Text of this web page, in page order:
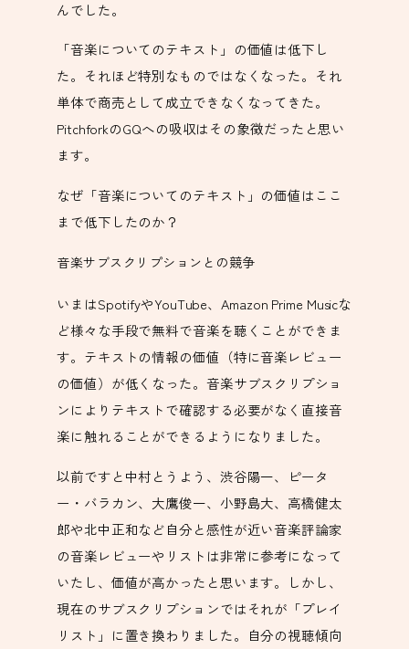
んでした。
「音楽についてのテキスト」の価値は低下し
た。それほど特別なものではなくなった。それ
単体で商売として成立できなくなってきた。
PitchforkのGQへの吸収はその象徴だったと思い
ます。
なぜ「音楽についてのテキスト」の価値はここ
まで低下したのか？
音楽サブスクリプションとの競争
いまはSpotifyやYouTube、Amazon Prime Musicな
ど様々な手段で無料で音楽を聴くことができま
す。テキストの情報の価値（特に音楽レビュー
の価値）が低くなった。音楽サブスクリプショ
ンによりテキストで確認する必要がなく直接音
楽に触れることができるようになりました。
以前ですと中村とうよう、渋谷陽一、ピータ
ー・バラカン、大鷹俊一、小野島大、高橋健太
郎や北中正和など自分と感性が近い音楽評論家
の音楽レビューやリストは非常に参考になって
いたし、価値が高かったと思います。しかし、
現在のサブスクリプションではそれが「プレイ
リスト」に置き換わりました。自分の視聴傾向